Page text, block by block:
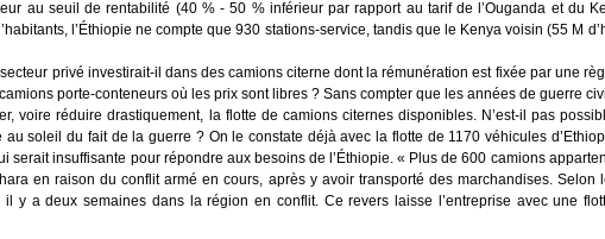
au seuil de rentabilité (40 % - 50 % inférieur par rapport au tarif de l’Ouganda et du
l’Éthiopie ne compte que 930 stations-service, tandis que le Kenya voisin (55 M
privé investirait-il dans des camions citerne dont la rémunération est fixée par une
porte-conteneurs où les prix sont libres ? Sans compter que les années de guerre
voire réduire drastiquement, la flotte de camions citernes disponibles. N’est-il pas
soleil du fait de la guerre ? On le constate déjà avec la flotte de 1170 véhicules
serait insuffisante pour répondre aux besoins de l’Éthiopie. « Plus de 600 camions
en raison du conflit armé en cours, après y avoir transporté des marchandises. Selon
il y a deux semaines dans la région en conflit. Ce revers laisse l’entreprise avec une